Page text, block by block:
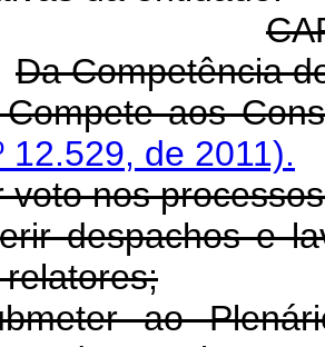
Da Competência
Compete aos
12.529, de 2011).
voto nos
despachos e
ao